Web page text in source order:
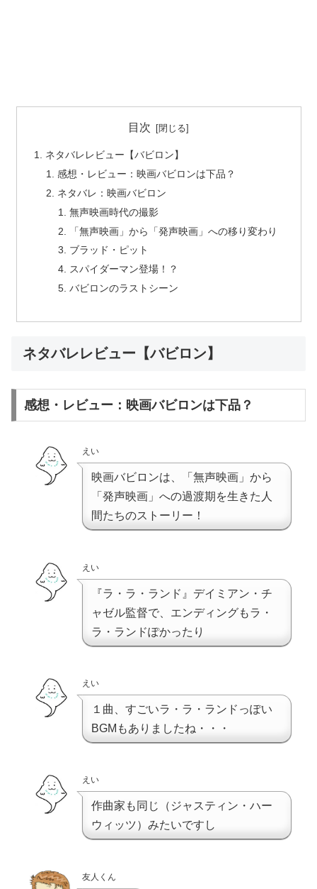
目次
ネタバレレビュー【バビロン】
感想・レビュー：映画バビロンは下品？
ネタバレ：映画バビロン
無声映画時代の撮影
「無声映画」から「発声映画」への移り変わり
ブラッド・ピット
スパイダーマン登場！？
バビロンのラストシーン
ネタバレレビュー【バビロン】
感想・レビュー：映画バビロンは下品？
えい
映画バビロンは、「無声映画」から
「発声映画」への過渡期を生きた人
間たちのストーリー！
えい
『ラ・ラ・ランド』デイミアン・チ
ャゼル監督で、エンディングもラ・
ラ・ランドぽかったり
えい
１曲、すごいラ・ラ・ランドっぽい
BGMもありましたね・・・
えい
作曲家も同じ（ジャスティン・ハー
ウィッツ）みたいですし
友人くん